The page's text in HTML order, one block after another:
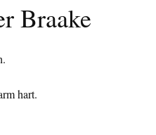
Braake
hart.